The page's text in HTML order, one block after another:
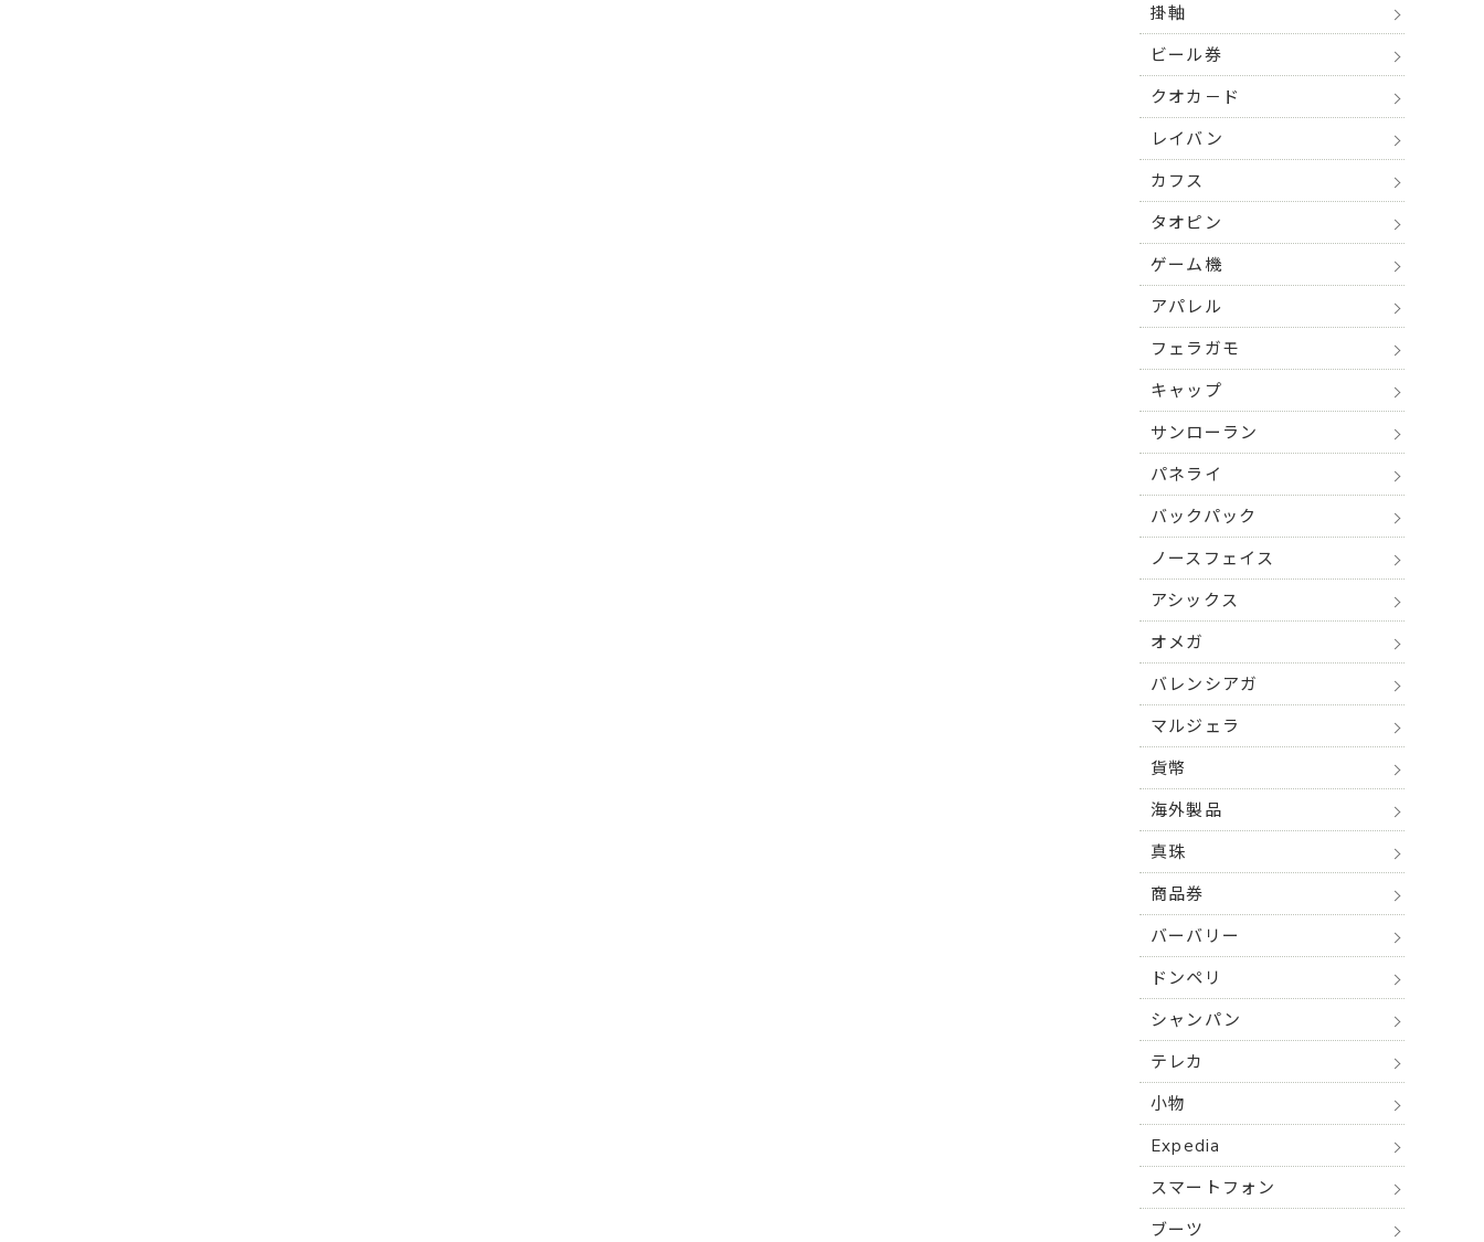
掛軸
ビール券
クオカ－ド
レイバン
カフス
タオピン
ゲーム機
アパレル
フェラガモ
キャップ
サンローラン
パネライ
バックパック
ノースフェイス
アシックス
オメガ
バレンシアガ
マルジェラ
貨幣
海外製品
真珠
商品券
バーバリー
ドンペリ
シャンパン
テレカ
小物
Expedia
スマートフォン
ブーツ